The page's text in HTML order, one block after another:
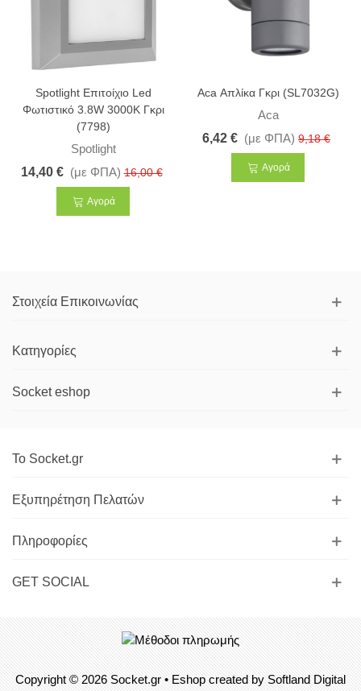
Spotlight Επιτοίχιο Led
Φωτιστικό 3.8W 3000K Γκρι
(7798)
Spotlight
14,40 € (με ΦΠΑ) 16,00 €
Αγορά
Aca Απλίκα Γκρι (SL7032G)
Aca
6,42 € (με ΦΠΑ) 9,18 €
Αγορά
Στοιχεία Επικοινωνίας
Κατηγορίες
Socket eshop
Το Socket.gr
Εξυπηρέτηση Πελατών
Πληροφορίες
GET SOCIAL
Copyright © 2026 Socket.gr• Eshop created bySoftland Digital